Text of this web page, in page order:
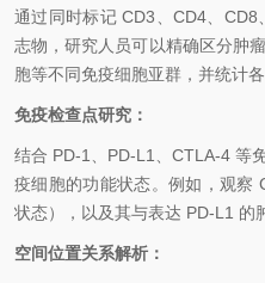
通过同时标记 CD3、CD4、CD8
志物，研究人员可以精确区分肿
胞等不同免疫细胞亚群，并统计
免疫检查点研究：
结合 PD-1、PD-L1、CTLA-4 等
疫细胞的功能状态。例如，观察
状态），以及其与表达 PD-L1 的
空间位置关系解析：